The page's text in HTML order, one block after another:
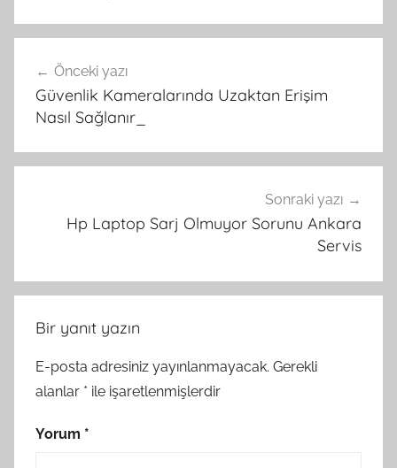
gezinmesi
Önceki yazı
Güvenlik Kameralarında Uzaktan Erişim
Nasıl Sağlanır_
Sonraki yazı
Hp Laptop Sarj Olmuyor Sorunu Ankara
Servis
Bir yanıt yazın
E-posta adresiniz yayınlanmayacak. Gerekli
alanlar * ile işaretlenmişlerdir
Yorum *